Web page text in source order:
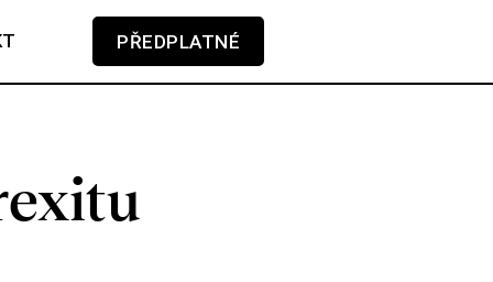
PŘEDPLATNÉ